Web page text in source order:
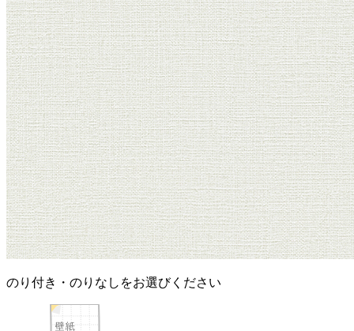
のり付き・のりなしをお選びください